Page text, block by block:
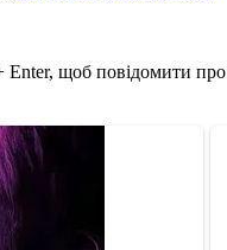
Enter, щоб повідомити